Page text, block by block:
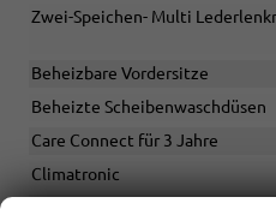
Zwei-Speichen- Multi
Beheizbare Vordersitze
Beheizte Scheibenwaschdüsen
Care Connect für 3 Jahre
Climatronic